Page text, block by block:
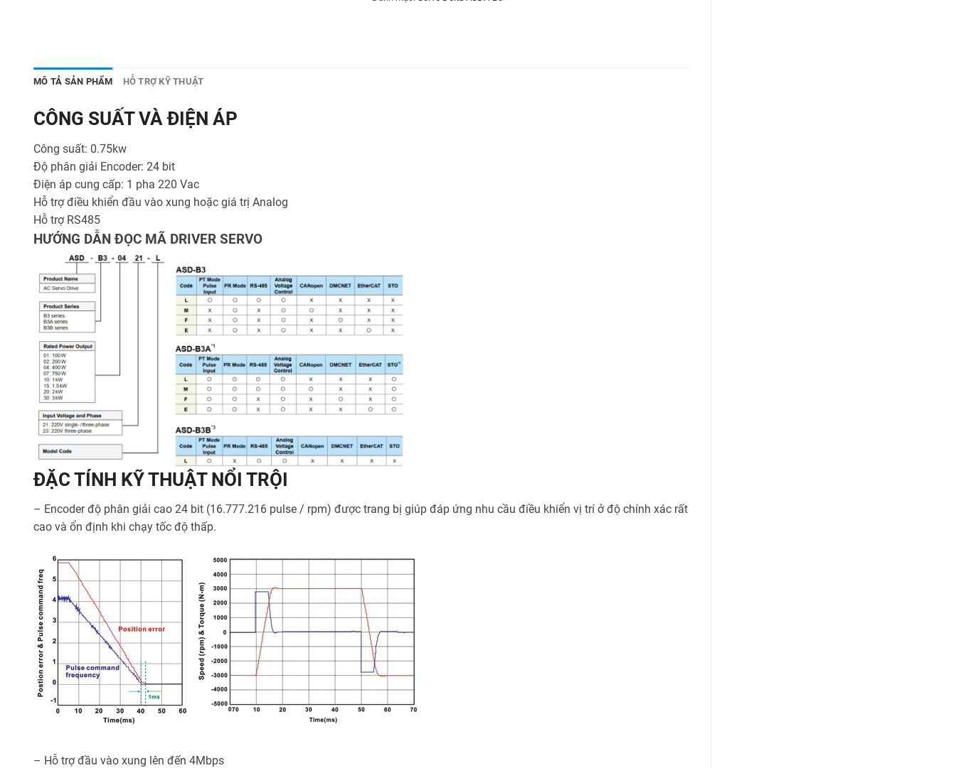
MÔ TẢ SẢN PHẨM HỖ TRỢ KỸ THUẬT
CÔNG SUẤT VÀ ĐIỆN ÁP
Công suất: 0.75kw
Độ phân giải Encoder: 24 bit
Điện áp cung cấp: 1 pha 220 Vac
Hỗ trợ điều khiển đầu vào xung hoặc giá trị Analog
Hỗ trợ RS485
HƯỚNG DẪN ĐỌC MÃ DRIVER SERVO
ĐẶC TÍNH KỸ THUẬT NỔI TRỘI
– Encoder độ phân giải cao 24 bit (16.777.216 pulse / rpm) được trang bị giúp đáp ứng nhu cầu điều khiển vị trí ở độ chính xác rất
cao và ổn định khi chạy tốc độ thấp.
– Hỗ trợ đầu vào xung lên đến 4Mbps